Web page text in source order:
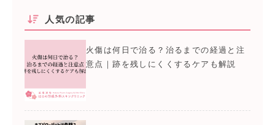
人気の記事
火傷は何日で治る？治るまでの経過と注
意点｜跡を残しにくくするケアも解説